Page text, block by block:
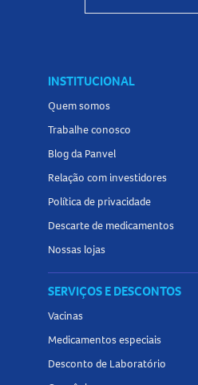
INSTITUCIONAL
Quem somos
Trabalhe conosco
Blog da Panvel
Relação com investidores
Política de privacidade
Descarte de medicamentos
Nossas lojas
SERVIÇOS E DESCONTOS
Vacinas
Medicamentos especiais
Desconto de Laboratório